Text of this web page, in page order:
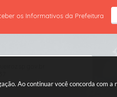
Ao continuar você concorda com a
os Informativos da Prefeitura